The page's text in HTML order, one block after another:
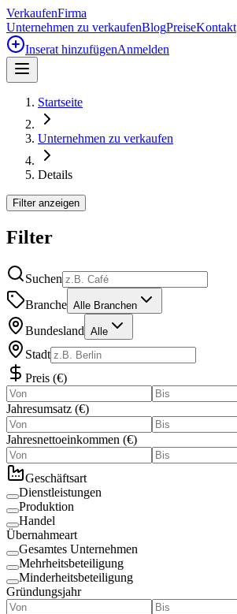
VerkaufenFirma
Unternehmen zu verkaufenBlogPreiseKontakt
Inserat hinzufügenAnmelden
Startseite
Unternehmen zu verkaufen
Details
Filter anzeigen
Filter
Suchen
Branche Alle Branchen
Bundesland Alle
Stadt
Preis (€)
Jahresumsatz (€)
Jahresnettoeinkommen (€)
Geschäftsart
Dienstleistungen
Produktion
Handel
Übernahmeart
Gesamtes Unternehmen
Mehrheitsbeteiligung
Minderheitsbeteiligung
Gründungsjahr